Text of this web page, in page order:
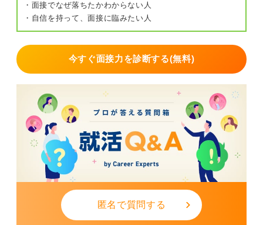
・面接でなぜ落ちたかわからない人
・自信を持って、面接に臨みたい人
今すぐ面接力を診断する(無料)
匿名で質問する